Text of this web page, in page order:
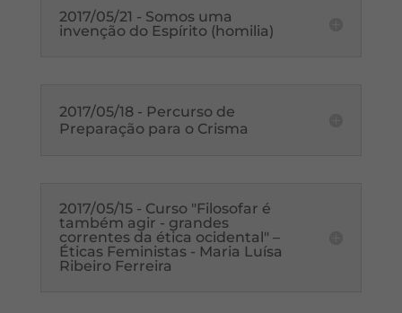
2017/05/21 - Somos uma
invenção do Espírito (homilia)
2017/05/18 - Percurso de
Preparação para o Crisma
2017/05/15 - Curso "Filosofar é
também agir - grandes
correntes da ética ocidental" –
Éticas Feministas - Maria Luísa
Ribeiro Ferreira